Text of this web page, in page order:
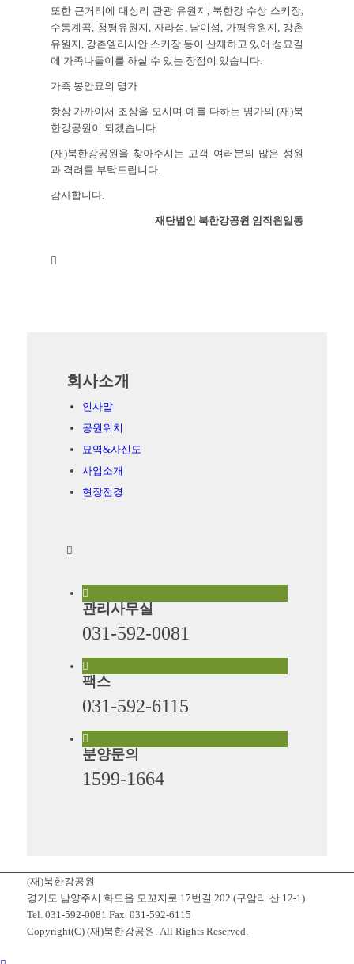
또한 근거리에 대성리 관광 유원지, 북한강 수상 스키장,
수동계곡, 청평유원지, 자라섬, 남이섬, 가평유원지, 강촌
유원지, 강촌엘리시안 스키장 등이 산재하고 있어 성묘길
에 가족나들이를 하실 수 있는 장점이 있습니다.
가족 봉안묘의 명가
항상 가까이서 조상을 모시며 예를 다하는 명가의 (재)북
한강공원이 되겠습니다.
(재)북한강공원을 찾아주시는 고객 여러분의 많은 성원
과 격려를 부탁드립니다.
감사합니다.
재단법인 북한강공원 임직원일동
회사소개
인사말
공원위치
묘역&사신도
사업소개
현장전경
관리사무실
031-592-0081
팩스
031-592-6115
분양문의
1599-1664
(재)북한강공원
경기도 남양주시 화도읍 모꼬지로 17번길 202 (구암리 산 12-1)
Tel. 031-592-0081 Fax. 031-592-6115
Copyright(C) (재)북한강공원. All Rights Reserved.